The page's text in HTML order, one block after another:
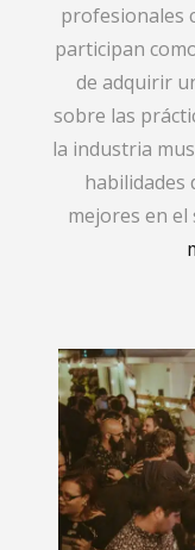
profesionales
participan
de adquirir
sobre las
la industria
habilidades
mejores en el